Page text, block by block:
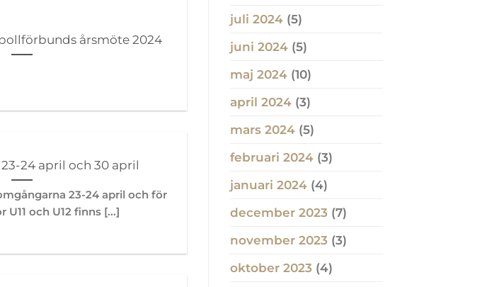
årsmöte 2024
24 april och 30 april
23-24 april och för
U11 och U12 finns [...]
juli 2024(5)
juni 2024(5)
maj 2024(10)
april 2024(3)
mars 2024(5)
februari 2024(3)
januari 2024(4)
december 2023 (7)
november 2023 (3)
oktober 2023 (4)